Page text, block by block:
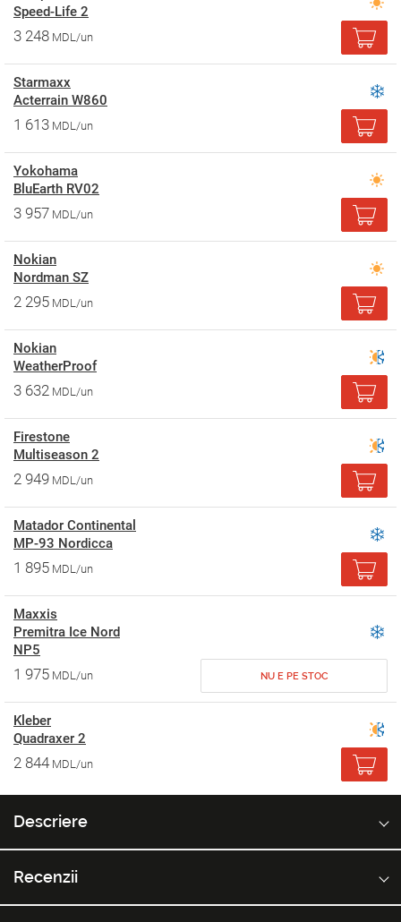
Speed-Life 2
3 248 MDL/un
Starmaxx
Acterrain W860
1 613 MDL/un
Yokohama
BluEarth RV02
3 957 MDL/un
Nokian
Nordman SZ
2 295 MDL/un
Nokian
WeatherProof
3 632 MDL/un
Firestone
Multiseason 2
2 949 MDL/un
Matador Continental
MP-93 Nordicca
1 895 MDL/un
Maxxis
Premitra Ice Nord
NP5
1 975 MDL/un NU E PE STOC
Kleber
Quadraxer 2
2 844 MDL/un
Descriere
Recenzii